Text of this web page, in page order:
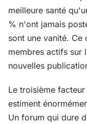
meilleure santé
% n'ont jamais
sont une vanité.
membres actifs sur
nouvelles
Le troisième
estiment
Un forum qui dure